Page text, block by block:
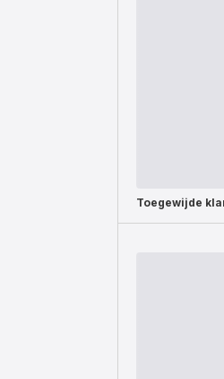
Toegewijde